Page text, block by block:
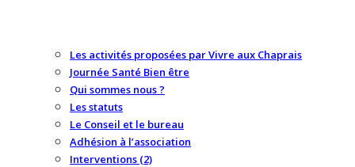
Les activités proposées par Vivre aux Chaprais
Journée Santé Bien être
Qui sommes nous ?
Les statuts
Le Conseil et le bureau
Adhésion à l’association
Interventions (2)